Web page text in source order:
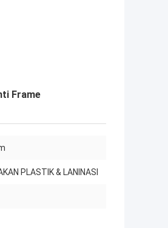
Frame
PLASTIK & LANINASI